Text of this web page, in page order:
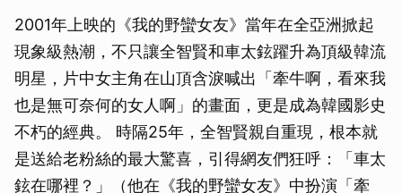
2001年上映的《我的野蠻女友》當年在全亞洲掀起
現象級熱潮，不只讓全智賢和車太鉉躍升為頂級韓流
明星，片中女主角在山頂含淚喊出「牽牛啊，看來我
也是無可奈何的女人啊」的畫面，更是成為韓國影史
不朽的經典。 時隔25年，全智賢親自重現，根本就
是送給老粉絲的最大驚喜，引得網友們狂呼：「車太
鉉在哪裡？」（他在《我的野蠻女友》中扮演「牽